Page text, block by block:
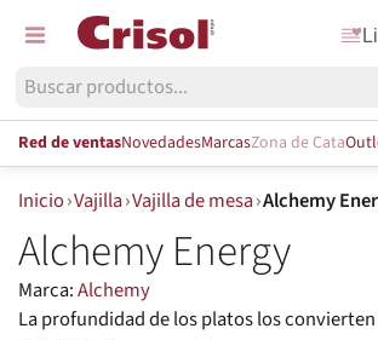
Red de ventasNovedadesMarcasZona de Cata
Inicio›Vajilla›Vajilla de mesa›Alchemy
Alchemy Energy
Marca:Alchemy
La profundidad de los platos los